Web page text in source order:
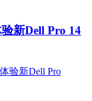
新Dell Pro 14